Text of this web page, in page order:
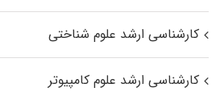
کارشناسی ارشد علوم شناختی
کارشناسی ارشد علوم کامپیوتر